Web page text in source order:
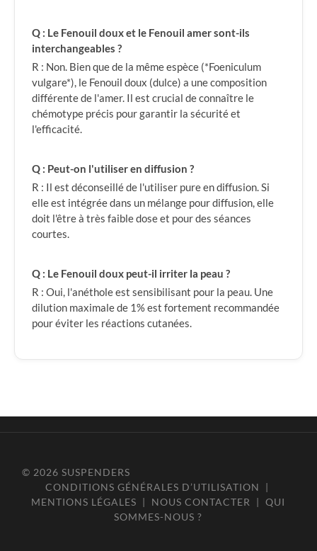
Q : Le Fenouil doux et le Fenouil amer sont-ils
interchangeables ?
R : Non. Bien que de la même espèce (*Foeniculum
vulgare*), le Fenouil doux (dulce) a une composition
différente de l'amer. Il est crucial de connaître le
chémotype précis pour garantir la sécurité et
l'efficacité.
Q : Peut-on l'utiliser en diffusion ?
R : Il est déconseillé de l'utiliser pure en diffusion. Si
elle est intégrée dans un mélange pour diffusion, elle
doit l'être à très faible dose et pour des séances
courtes.
Q : Le Fenouil doux peut-il irriter la peau ?
R : Oui, l'anéthole est sensibilisant pour la peau. Une
dilution maximale de 1% est fortement recommandée
pour éviter les réactions cutanées.
© 2026SUSPENDERS
CONDITIONS GÉNÉRALES D’UTILISATION
|
MENTIONS LÉGALES | NOUS CONTACTER |QUI
SOMMES-NOUS ?